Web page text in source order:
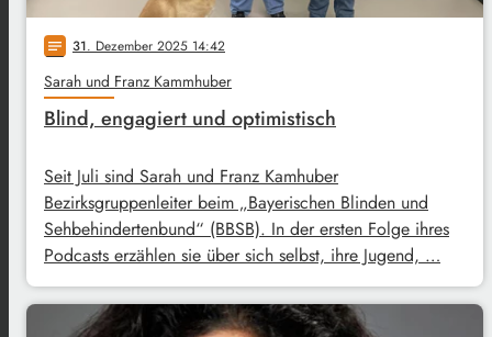
notes 31. Dezember 2025 14:42
Sarah und Franz Kammhuber
Blind, engagiert und optimistisch
Seit Juli sind Sarah und Franz Kamhuber
Bezirksgruppenleiter beim „Bayerischen Blinden und
Sehbehindertenbund“ (BBSB). In der ersten Folge ihres
Podcasts erzählen sie über sich selbst, ihre Jugend, …